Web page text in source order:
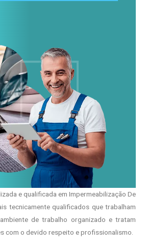
e qualificada em Impermeabilização De
tecnicamente qualificados que trabalham
de trabalho organizado e tratam
com o devido respeito e profissionalismo.